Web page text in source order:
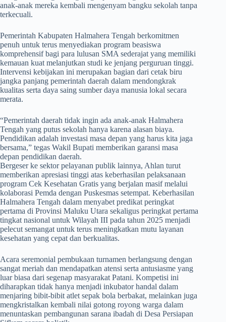
anak-anak mereka kembali mengenyam bangku sekolah tanpa
terkecuali.
​Pemerintah Kabupaten Halmahera Tengah berkomitmen
penuh untuk terus menyediakan program beasiswa
komprehensif bagi para lulusan SMA sederajat yang memiliki
kemauan kuat melanjutkan studi ke jenjang perguruan tinggi.
Intervensi kebijakan ini merupakan bagian dari cetak biru
jangka panjang pemerintah daerah dalam mendongkrak
kualitas serta daya saing sumber daya manusia lokal secara
merata.
​“Pemerintah daerah tidak ingin ada anak-anak Halmahera
Tengah yang putus sekolah hanya karena alasan biaya.
Pendidikan adalah investasi masa depan yang harus kita jaga
bersama,” tegas Wakil Bupati memberikan garansi masa
depan pendidikan daerah.
​Bergeser ke sektor pelayanan publik lainnya, Ahlan turut
memberikan apresiasi tinggi atas keberhasilan pelaksanaan
program Cek Kesehatan Gratis yang berjalan masif melalui
kolaborasi Pemda dengan Puskesmas setempat. Keberhasilan
Halmahera Tengah dalam menyabet predikat peringkat
pertama di Provinsi Maluku Utara sekaligus peringkat pertama
tingkat nasional untuk Wilayah III pada tahun 2025 menjadi
pelecut semangat untuk terus meningkatkan mutu layanan
kesehatan yang cepat dan berkualitas.
​Acara seremonial pembukaan turnamen berlangsung dengan
sangat meriah dan mendapatkan atensi serta antusiasme yang
luar biasa dari segenap masyarakat Patani. Kompetisi ini
diharapkan tidak hanya menjadi inkubator handal dalam
menjaring bibit-bibit atlet sepak bola berbakat, melainkan juga
mengkristalkan kembali nilai gotong royong warga dalam
menuntaskan pembangunan sarana ibadah di Desa Persiapan